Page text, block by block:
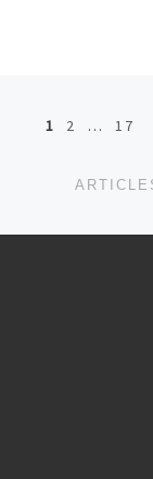
dans les
1 2 … 17